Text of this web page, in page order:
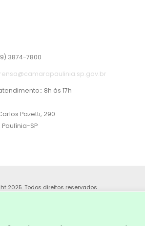
3874-7800
8h às 17h
Pazetti, 290
Paulínia-SP
2025. Todos direitos reservados.